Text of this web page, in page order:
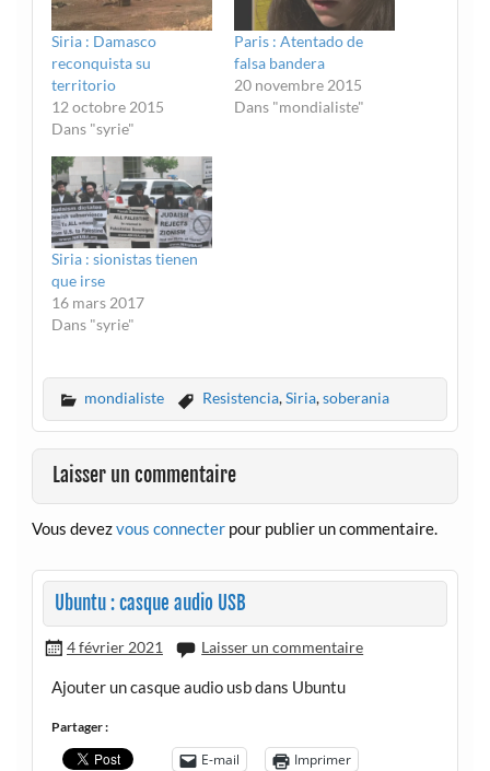
Siria : Damasco
reconquista su
territorio
12 octobre 2015
Dans "syrie"
Paris : Atentado de
falsa bandera
20 novembre 2015
Dans "mondialiste"
Siria : sionistas tienen
que irse
16 mars 2017
Dans "syrie"
mondialiste Resistencia,Siria,soberania
Laisser un commentaire
Vous devezvous connecterpour publier un commentaire.
Ubuntu : casque audio USB
4 février 2021 Laisser un commentaire
Ajouter un casque audio usb dans Ubuntu
Partager :
E-mail Imprimer